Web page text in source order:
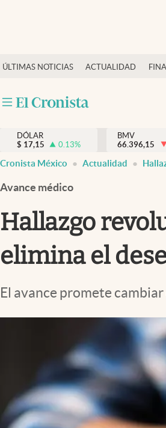
ÚLTIMAS NOTICIAS ACTUALIDAD
Actualidad
Internacionales
Opinión
Brand Strategy
Vida y estilo
Tv
Espiritualidad
abre en nueva pestaña
DÓLAR
$ 17,15 0.13%
BMV
66.396,15
Cronista México Actualidad
Avance médico
Hallazgo
elimina el
El avance promete